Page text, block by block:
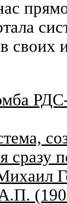
своих
сразу